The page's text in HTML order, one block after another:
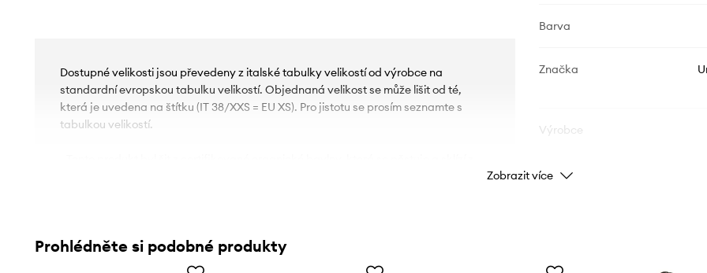
Dostupné velikosti jsou převedeny z italské tabulky velikostí od výrobce na
standardní evropskou tabulku velikostí. Objednaná velikost se může lišit od té,
která je uvedena na štítku (IT 38/XXS = EU XS). Pro jistotu se prosím seznamte s
tabulkou velikostí.
udušení.
- Kalhoty volné kolem boků a stehen.
Barva
Značka
Výrobce
ID produktu
Zobrazit více
Prohlédněte si podobné produkty